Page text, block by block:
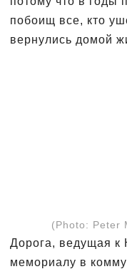
побоищ все, кто
вернулись домой
(Photo: Peter
Дорога, ведущая к
мемориалу в